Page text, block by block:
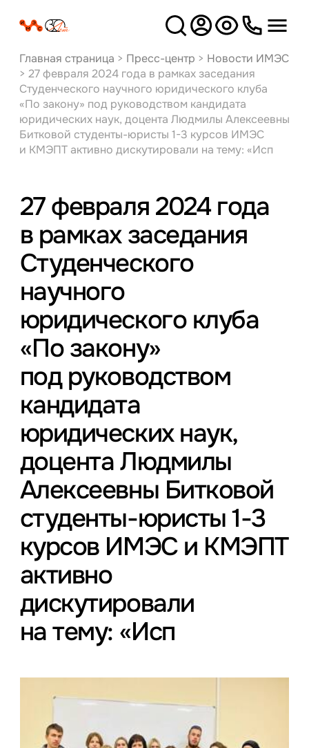
Версия
для слабовидящих
Главная страница > Пресс-центр > Новости ИМЭС
> 27 февраля 2024 года в рамках заседания
Студенческого научного юридического клуба
«По закону» под руководством кандидата
юридических наук, доцента Людмилы Алексеевны
Битковой студенты-юристы 1-3 курсов ИМЭС
и КМЭПТ активно дискутировали на тему: «Исп
27 февраля 2024 года
в рамках заседания
Студенческого
научного
юридического клуба
«По закону»
под руководством
кандидата
юридических наук,
доцента Людмилы
Алексеевны Битковой
студенты-юристы 1-3
курсов ИМЭС и КМЭПТ
активно
дискутировали
на тему: «Исп